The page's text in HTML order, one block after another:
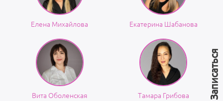
Елена Михайлова Екатерина Шабанова
Вита Оболенская Тамара Грибова Записаться